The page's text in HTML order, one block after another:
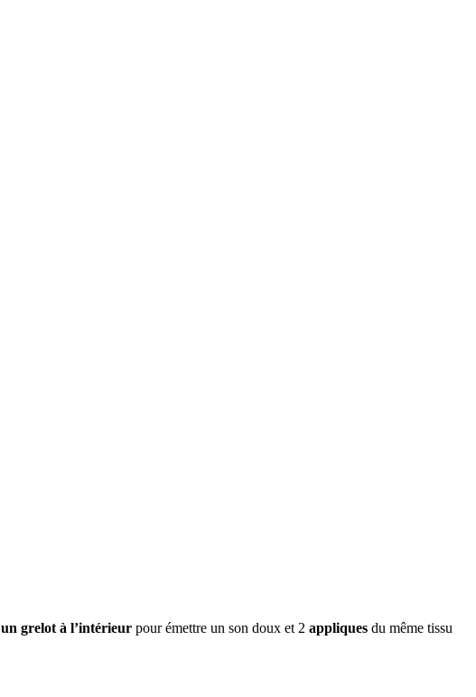
un grelot à l’intérieur pour émettre un son doux et 2 appliques du même tissu